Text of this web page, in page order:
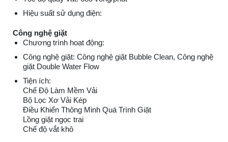
Hiệu suất sử dụng điện:
Công nghệ giặt
Chương trình hoạt động:
Công nghệ giặt: Công nghệ giặt Bubble Clean, Công nghệ
giặt Double Water Flow
Tiện ích:
Chế Độ Làm Mềm Vải
Bộ Lọc Xơ Vải Kép
Điều Khiển Thông Minh Quá Trình Giặt
Lồng giặt ngọc trai
Chế độ vắt khô